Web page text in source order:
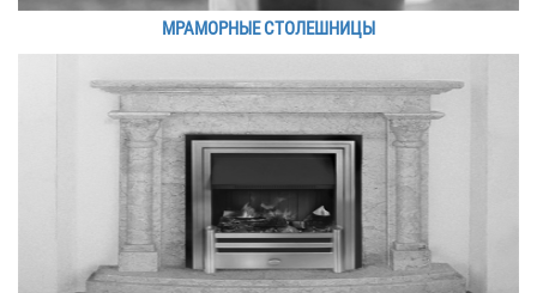
МРАМОРНЫЕ СТОЛЕШНИЦЫ